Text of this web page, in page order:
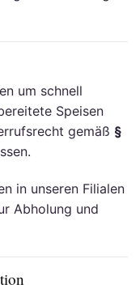
um schnell
Speisen
gemäß §
in unseren Filialen
Abholung und